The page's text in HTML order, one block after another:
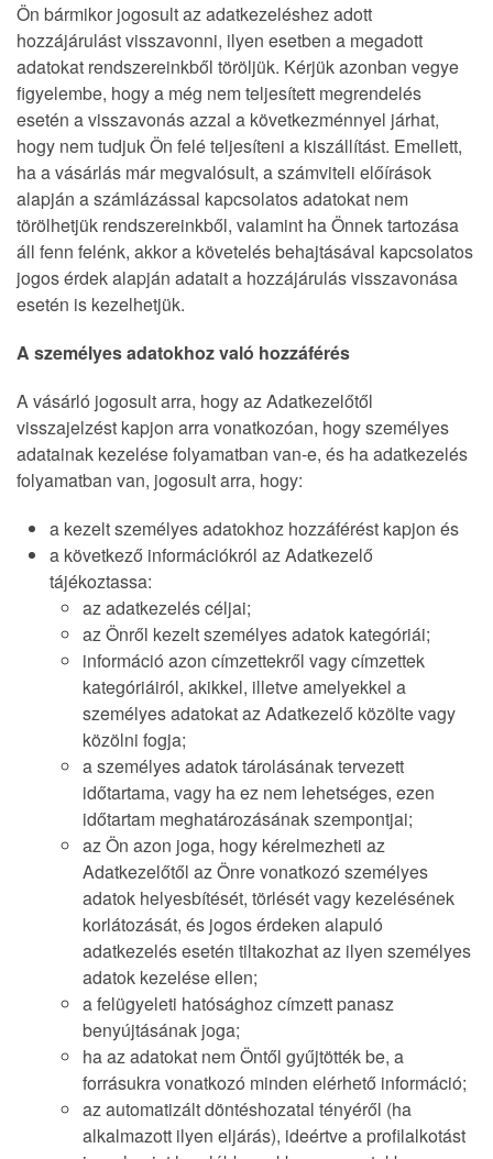
Ön bármikor jogosult az adatkezeléshez adott
hozzájárulást visszavonni, ilyen esetben a megadott
adatokat rendszereinkből töröljük. Kérjük azonban vegye
figyelembe, hogy a még nem teljesített megrendelés
esetén a visszavonás azzal a következménnyel járhat,
hogy nem tudjuk Ön felé teljesíteni a kiszállítást. Emellett,
ha a vásárlás már megvalósult, a számviteli előírások
alapján a számlázással kapcsolatos adatokat nem
törölhetjük rendszereinkből, valamint ha Önnek tartozása
áll fenn felénk, akkor a követelés behajtásával kapcsolatos
jogos érdek alapján adatait a hozzájárulás visszavonása
esetén is kezelhetjük.
A személyes adatokhoz való hozzáférés
A vásárló jogosult arra, hogy az Adatkezelőtől
visszajelzést kapjon arra vonatkozóan, hogy személyes
adatainak kezelése folyamatban van-e, és ha adatkezelés
folyamatban van, jogosult arra, hogy:
a kezelt személyes adatokhoz hozzáférést kapjon és
a következő információkról az Adatkezelő
tájékoztassa:
az adatkezelés céljai;
az Önről kezelt személyes adatok kategóriái;
információ azon címzettekről vagy címzettek
kategóriáiról, akikkel, illetve amelyekkel a
személyes adatokat az Adatkezelő közölte vagy
közölni fogja;
a személyes adatok tárolásának tervezett
időtartama, vagy ha ez nem lehetséges, ezen
időtartam meghatározásának szempontjai;
az Ön azon joga, hogy kérelmezheti az
Adatkezelőtől az Önre vonatkozó személyes
adatok helyesbítését, törlését vagy kezelésének
korlátozását, és jogos érdeken alapuló
adatkezelés esetén tiltakozhat az ilyen személyes
adatok kezelése ellen;
a felügyeleti hatósághoz címzett panasz
benyújtásának joga;
ha az adatokat nem Öntől gyűjtötték be, a
forrásukra vonatkozó minden elérhető információ;
az automatizált döntéshozatal tényéről (ha
alkalmazott ilyen eljárás), ideértve a profilalkotást